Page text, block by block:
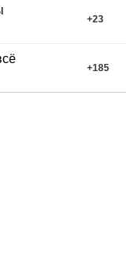
+23
+185